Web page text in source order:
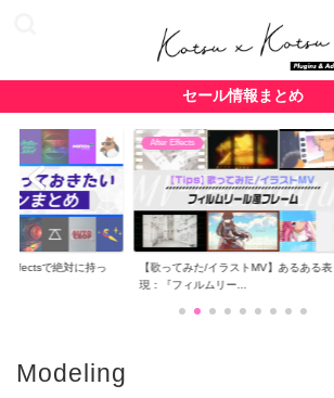
セール情報まとめ
Effectsで絶対に持っ
After Effects
【歌ってみた/イラストMV】あるある表
現：『フィルムリー...
Modeling